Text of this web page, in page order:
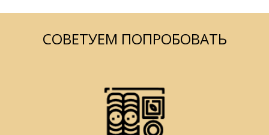
СОВЕТУЕМ ПОПРОБОВАТЬ